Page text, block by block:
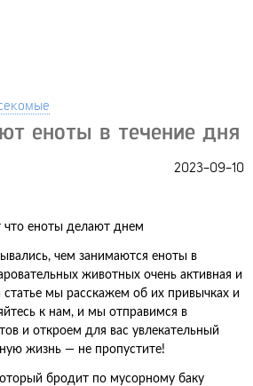
еноты в течение дня
2023-09-10
чем занимаются еноты в
животных очень активная и
статье мы расскажем об их привычках и
к нам, и мы отправимся в
и откроем для вас увлекательный
жизнь — не пропустите!
бродит по мусорному баку